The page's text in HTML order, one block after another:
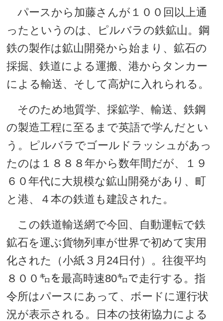
パースから加藤さんが１００回以上通
ったというのは、ピルバラの鉄鉱山。鋼
鉄の製作は鉱山開発から始まり、鉱石の
採掘、鉄道による運搬、港からタンカー
による輸送、そして高炉に入れられる。
そのため地質学、採鉱学、輸送、鉄鋼
の製造工程に至るまで英語で学んだとい
う。ピルバラでゴールドラッシュがあっ
たのは１８８８年から数年間だが、１９
６０年代に大規模な鉱山開発があり、町
と港、４本の鉄道も建設された。
この鉄道輸送網で今回、自動運転で鉄
鉱石を運ぶ貨物列車が世界で初めて実用
化された（小紙３月24日付）。往復平均
８００㌔を最高時速80㌔で走行する。指
令所はパースにあって、ボードに運行状
況が表示される。日本の技術協力による